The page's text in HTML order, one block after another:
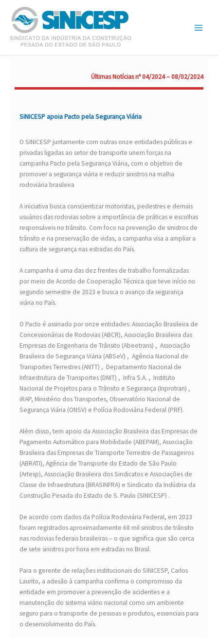
para
conteúdo
Últimas Notícias nº 04/2024 – 08/02/2024
SINICESP apoia Pacto pela Segurança Viária
O SINICESP juntamente com outras onze entidades públicas e
privadas ligadas ao setor de transporte unem forças na
campanha Pacto pela Segurança Viária, com o objetivo de
promover a segurança viária e reduzir sinistros na malha
rodoviária brasileira
A iniciativa busca conscientizar motoristas, pedestres e demais
usuários das rodovias sobre a importância de práticas e escolhas
responsáveis no trânsito. Com foco na prevenção de sinistros de
trânsito e na preservação de vidas, a campanha visa a ampliar a
cultura de segurança nas estradas do País.
A campanha é uma das dez frentes de trabalho formalizadas
por meio de Acordo de Cooperação Técnica que teve início no
segundo semestre de 2023 e busca o avanço da segurança
viária no País.
O Pacto é assinado por onze entidades: Associação Brasileira de
Concessionárias de Rodovias (ABCR), Associação Brasileira das
Empresas de Engenharia de Trânsito (Abeetrans) , Associação
Brasileira de Segurança Viária (ABSeV) , Agência Nacional de
Transportes Terrestres (ANTT) , Departamento Nacional de
Infraestrutura de Transportes (DNIT) , Infra S.A. , Instituto
Nacional de Projetos para o Trânsito e Segurança (Inprotran) ,
iRAP, Ministério dos Transportes, Observatório Nacional de
Segurança Viária (ONSV) e Polícia Rodoviária Federal (PRF).
Além disso, tem apoio da Associação Brasileira das Empresas de
Pagamento Automático para Mobilidade (ABEPAM), Associação
Brasileira das Empresas de Transporte Terrestre de Passageiros
(ABRATI), Agência de Transporte do Estado de São Paulo
(Artesp), Associação Brasileira dos Sindicatos e Associações de
Classe de Infraestrutura (BRASINFRA) e Sindicato da Indústria da
Construção Pesada do Estado de S. Paulo (SINICESP) .
De acordo com dados da Polícia Rodoviária Federal, em 2023
foram registrados aproximadamente 68 mil sinistros de trânsito
nas rodovias federais brasileiras – o que significa que são cerca
de sete sinistros por hora em estradas no Brasil.
Para o gerente de relações institucionais do SINICESP, Carlos
Laurito, a adesão à campanha confirma o compromisso da
entidade em promover a prevenção de acidentes e a
manutenção do sistema viário nacional como um ambiente
seguro para o transporte de pessoas e produtos, essenciais para
o desenvolvimento do País.